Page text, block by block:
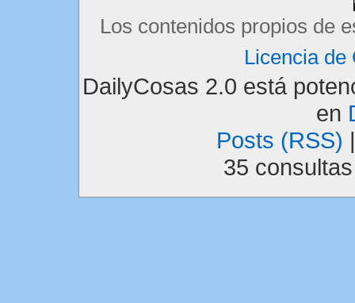
Los contenidos propios de
Licencia de
DailyCosas 2.0 está
en
Posts (RSS)
35